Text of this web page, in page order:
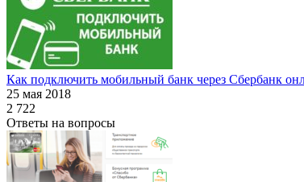
Как подключить мобильный банк через Сбербанк
25 мая 2018
2 722
Ответы на вопросы